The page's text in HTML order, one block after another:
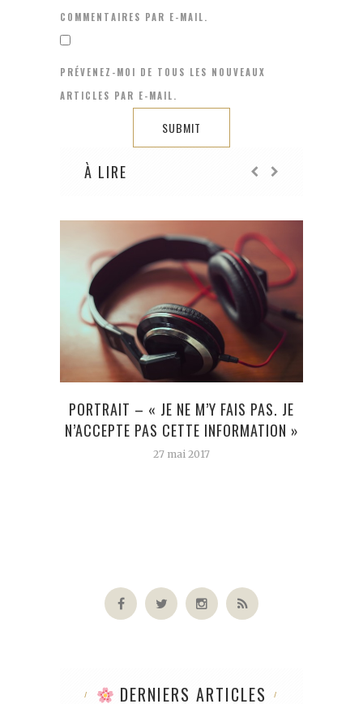
COMMENTAIRES PAR E-MAIL.
PRÉVENEZ-MOI DE TOUS LES NOUVEAUX
ARTICLES PAR E-MAIL.
À LIRE
PORTRAIT – « JE NE M’Y FAIS PAS. JE
N’ACCEPTE PAS CETTE INFORMATION »
27 mai 2017
DERNIERS ARTICLES